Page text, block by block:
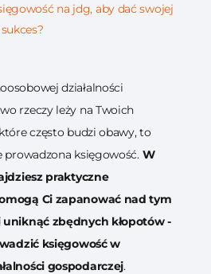
na jdg, aby dać swojej
działalności
rzeczy leży na Twoich
często budzi obawy, to
prowadzona księgowość. W
praktyczne
Ci zapanować nad tym
zbędnych kłopotów -
księgowość w
gospodarczej.